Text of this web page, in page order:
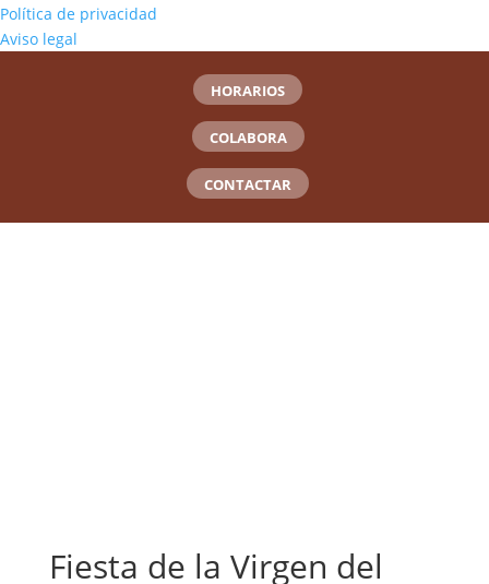
Política de privacidad
Aviso legal
HORARIOS
COLABORA
CONTACTAR
Fiesta de la Virgen del